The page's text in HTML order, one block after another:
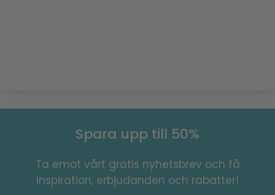
Spara upp till 50%
Ta emot vårt gratis nyhetsbrev och få
inspiration, erbjudanden och rabatter!